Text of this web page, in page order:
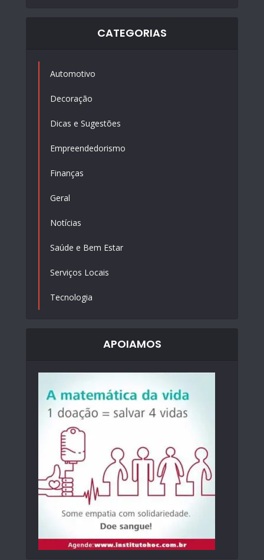
CATEGORIAS
Automotivo
Decoração
Dicas e Sugestões
Empreendedorismo
Finanças
Geral
Notícias
Saúde e Bem Estar
Serviços Locais
Tecnologia
APOIAMOS